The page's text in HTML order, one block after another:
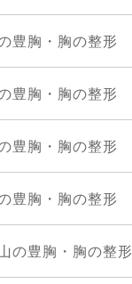
豊胸・胸の整形
豊胸・胸の整形
豊胸・胸の整形
豊胸・胸の整形
の豊胸・胸の整形